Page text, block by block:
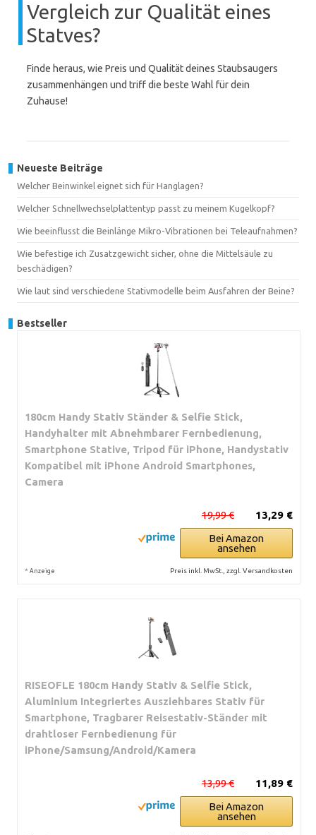
Vergleich zur Qualität eines
Statves?
Finde heraus, wie Preis und Qualität deines Staubsaugers
zusammenhängen und triff die beste Wahl für dein
Zuhause!
Neueste Beiträge
Welcher Beinwinkel eignet sich für Hanglagen?
Welcher Schnellwechselplattentyp passt zu meinem Kugelkopf?
Wie beeinflusst die Beinlänge Mikro-Vibrationen bei Teleaufnahmen?
Wie befestige ich Zusatzgewicht sicher, ohne die Mittelsäule zu
beschädigen?
Wie laut sind verschiedene Stativmodelle beim Ausfahren der Beine?
Bestseller
180cm Handy Stativ Ständer & Selfie Stick,
Handyhalter mit Abnehmbarer Fernbedienung,
Smartphone Stative, Tripod für iPhone, Handystativ
Kompatibel mit iPhone Android Smartphones,
Camera
13,29 €
19,99 €
Bei Amazon
ansehen
* Anzeige Preis inkl. MwSt., zzgl. Versandkosten
RISEOFLE 180cm Handy Stativ & Selfie Stick,
Aluminium Integriertes Ausziehbares Stativ für
Smartphone, Tragbarer Reisestativ-Ständer mit
drahtloser Fernbedienung für
iPhone/Samsung/Android/Kamera
11,89 €
13,99 €
Bei Amazon
ansehen